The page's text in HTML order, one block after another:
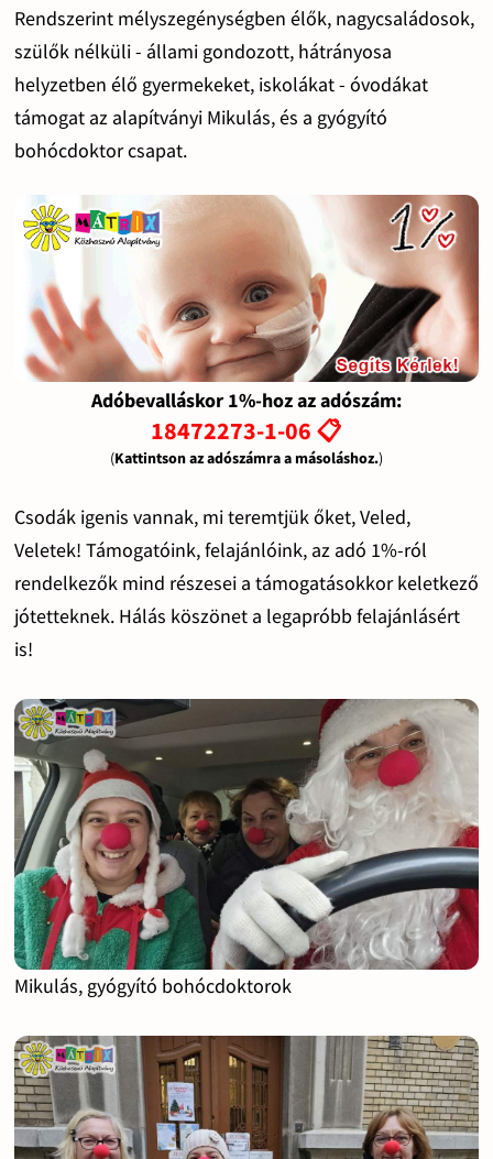
Rendszerint mélyszegénységben élők, nagycsaládosok,
szülők nélküli - állami gondozott, hátrányosa
helyzetben élő gyermekeket, iskolákat - óvodákat
támogat az alapítványi Mikulás, és a gyógyító
bohócdoktor csapat.
Adóbevalláskor 1%-hoz az adószám:
18472273-1-06 📋
(Kattintson az adószámra a másoláshoz.)
Csodák igenis vannak, mi teremtjük őket, Veled,
Veletek! Támogatóink, felajánlóink, az adó 1%-ról
rendelkezők mind részesei a támogatásokkor keletkező
jótetteknek. Hálás köszönet a legapróbb felajánlásért
is!
Mikulás, gyógyító bohócdoktorok